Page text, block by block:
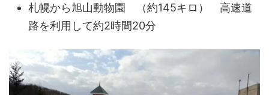
札幌から旭山動物園 （約145キロ） 高速道
路を利用して約2時間20分